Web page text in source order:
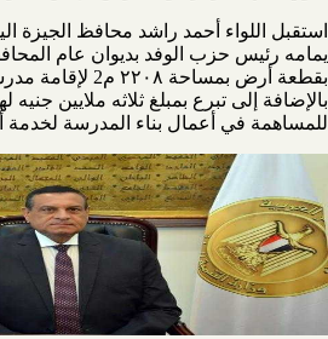
استقبل اللواء أحمد راشد محافظ الجيزة
يمامه رئيس حزب الوفد بديوان عام
بقطعة أرض بمساحة
بالإضافة إلى تبرع بمبلغ ثلاثه ملايين جنيه
للمساهمة في أعمال بناء المدرسة لخدمة